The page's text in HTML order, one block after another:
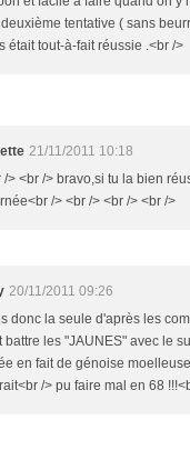
tentative ( sans
était tout-à-fait réussie .<br />
21/11/2011 10:18
/> <br /> bravo,si tu la bien
/> <br /> <br /> <br />
20/11/2011 09:26
donc la seule d'après les
battre les "JAUNES" avec le
en fait de génoise
/> pu faire mal en 68